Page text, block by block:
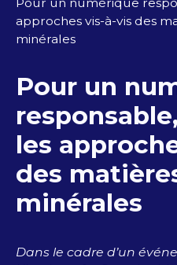
approches vis-à-vis des
minérales
Pour un
les
des
minérales
Dans le cadre d’un